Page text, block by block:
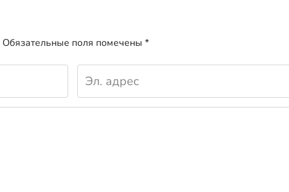
Обязательные поля помечены *